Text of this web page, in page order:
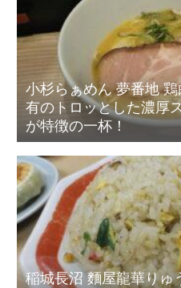
小杉らぁめん 夢番地
有のトロッとした濃厚
が特徴の一杯！
稲城長沼 麵屋龍華りゅ